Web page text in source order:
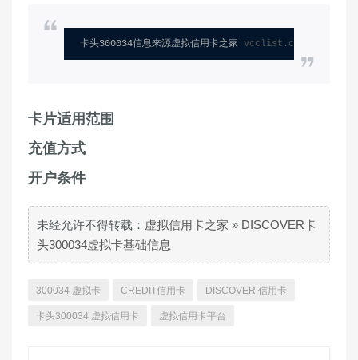
卡头300034信息来源虚拟信用卡之家 vcclist.com
卡片适用范围
充值方式
开户条件
未经允许不得转载： 虚拟信用卡之家 » DISCOVER卡
头300034虚拟卡基础信息
300034 虚拟卡 CREDIT信用卡 DISCOVER 信用卡
卡头300034 虚拟信用卡 虚拟信用卡平台